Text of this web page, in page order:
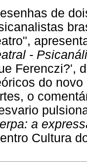
de
-
Ferenczi?',
do
o
a
Cultura